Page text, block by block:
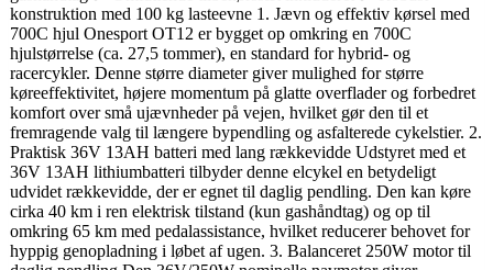
konstruktion med 100 kg lasteevne 1. Jævn og effektiv kørsel med
700C hjul Onesport OT12 er bygget op omkring en 700C
hjulstørrelse (ca. 27,5 tommer), en standard for hybrid- og
racercykler. Denne større diameter giver mulighed for større
køreeffektivitet, højere momentum på glatte overflader og forbedret
komfort over små ujævnheder på vejen, hvilket gør den til et
fremragende valg til længere bypendling og asfalterede cykelstier. 2.
Praktisk 36V 13AH batteri med lang rækkevidde Udstyret med et
36V 13AH lithiumbatteri tilbyder denne elcykel en betydeligt
udvidet rækkevidde, der er egnet til daglig pendling. Den kan køre
cirka 40 km i ren elektrisk tilstand (kun gashåndtag) og op til
omkring 65 km med pedalassistance, hvilket reducerer behovet for
hyppig genopladning i løbet af ugen. 3. Balanceret 250W motor til